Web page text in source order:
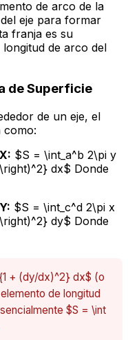
de arco de la
eje para formar
franja es su
de arco del
de Superficie
de un eje, el
como:
$S = \int_a^b 2\pi y
dx$ Donde
$S = \int_c^d 2\pi x
dy$ Donde
+ (dy/dx)^2} dx$ (o
de longitud
$S = \int